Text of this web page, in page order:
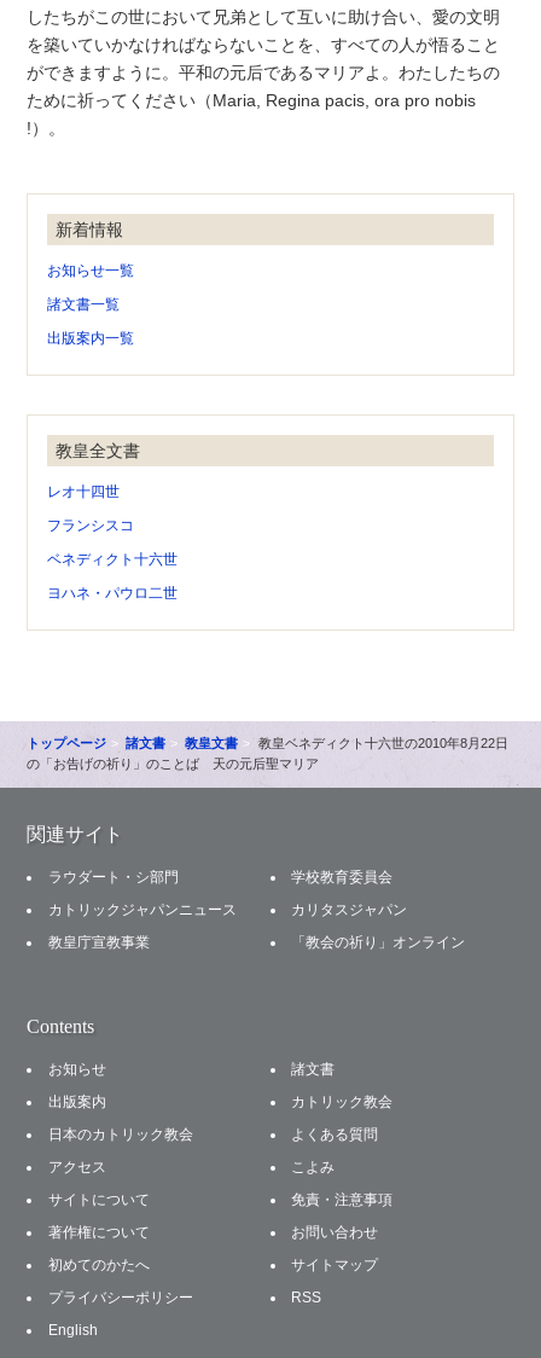
したちがこの世において兄弟として互いに助け合い、愛の文明
を築いていかなければならないことを、すべての人が悟ること
ができますように。平和の元后であるマリアよ。わたしたちの
ために祈ってください（Maria, Regina pacis, ora pro nobis
!）。
新着情報
お知らせ一覧
諸文書一覧
出版案内一覧
教皇全文書
レオ十四世
フランシスコ
ベネディクト十六世
ヨハネ・パウロ二世
トップページ 諸文書 教皇文書
教皇ベネディクト十六世の2010年8月22日
の「お告げの祈り」のことば 天の元后聖マリア
関連サイト
ラウダート・シ部門
学校教育委員会
カトリックジャパンニュース
カリタスジャパン
教皇庁宣教事業
「教会の祈り」オンライン
Contents
お知らせ
諸文書
出版案内
カトリック教会
日本のカトリック教会
よくある質問
アクセス
こよみ
サイトについて
免責・注意事項
著作権について
お問い合わせ
初めてのかたへ
サイトマップ
プライバシーポリシー
RSS
English